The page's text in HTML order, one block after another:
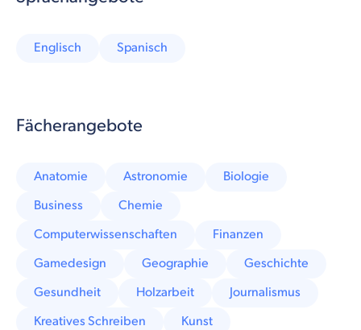
Englisch Spanisch
Fächerangebote
Anatomie Astronomie
Biologie
Business
Chemie
Computerwissenschaften
Finanzen
Gamedesign
Geographie
Geschichte
Gesundheit
Holzarbeit
Journalismus
Kreatives Schreiben
Kunst